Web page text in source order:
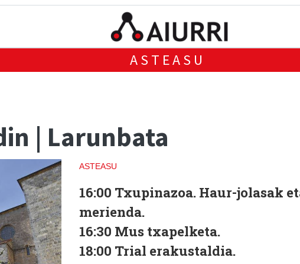
ASTEASU
| Larunbata
ASTEASU
16:00 Txupinazoa. Haur-jolasak
merienda.
16:30 Mus txapelketa.
18:00 Trial erakustaldia.